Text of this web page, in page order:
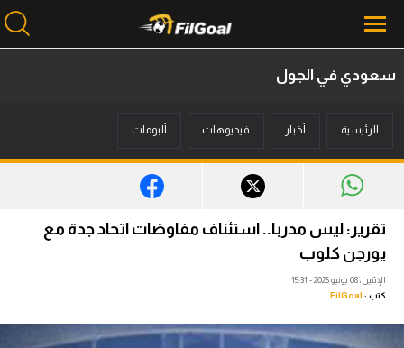
أخبار
ميركاتو
فانتازي في الجول
مسابقة التوقعات
سعودي في الجول
الرئيسية أخبار فيديوهات ألبومات
تقرير: ليس مدربا.. استئناف مفاوضات اتحاد جدة مع
يورجن كلوب
الإثنين، 08 يونيو 2026 - 15:31
كتب : FilGoal